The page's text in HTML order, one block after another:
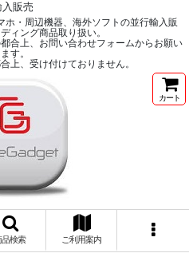
販売
ホ・周辺機器、海外ソフトの並行輸入販
ィング商品取り扱い。
合上、お問い合わせフォームからお願い
す。
上、受け付けておりません。
カート
品検索 ご利用案内